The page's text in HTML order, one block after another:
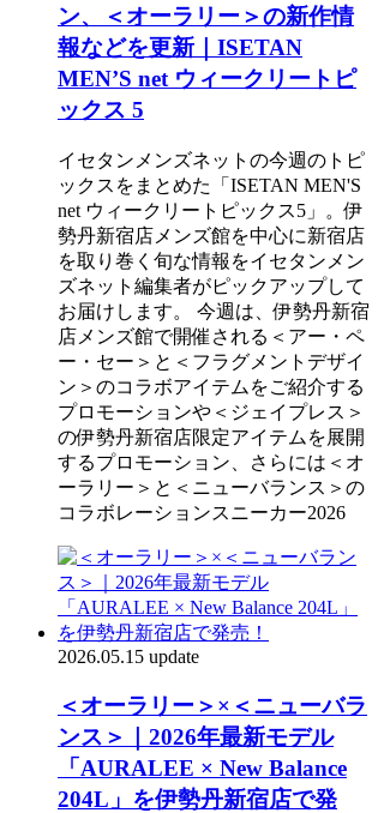
ン、＜オーラリー＞の新作情
報などを更新｜ISETAN
MEN’S net ウィークリートピ
ックス 5
イセタンメンズネットの今週のトピ
ックスをまとめた「ISETAN MEN'S
net ウィークリートピックス5」。伊
勢丹新宿店メンズ館を中心に新宿店
を取り巻く旬な情報をイセタンメン
ズネット編集者がピックアップして
お届けします。 今週は、伊勢丹新宿
店メンズ館で開催される＜アー・ペ
ー・セー＞と＜フラグメントデザイ
ン＞のコラボアイテムをご紹介する
プロモーションや＜ジェイプレス＞
の伊勢丹新宿店限定アイテムを展開
するプロモーション、さらには＜オ
ーラリー＞と＜ニューバランス＞の
コラボレーションスニーカー2026
2026.05.15 update
＜オーラリー＞×＜ニューバラ
ンス＞｜2026年最新モデル
「AURALEE × New Balance
204L」を伊勢丹新宿店で発